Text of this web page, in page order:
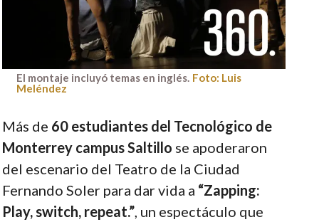
El montaje incluyó temas en inglés. Foto: Luis
Meléndez
Más de 60 estudiantes del Tecnológico de
Monterrey campus Saltillo se apoderaron
del escenario del Teatro de la Ciudad
Fernando Soler para dar vida a “Zapping:
Play, switch, repeat.”, un espectáculo que